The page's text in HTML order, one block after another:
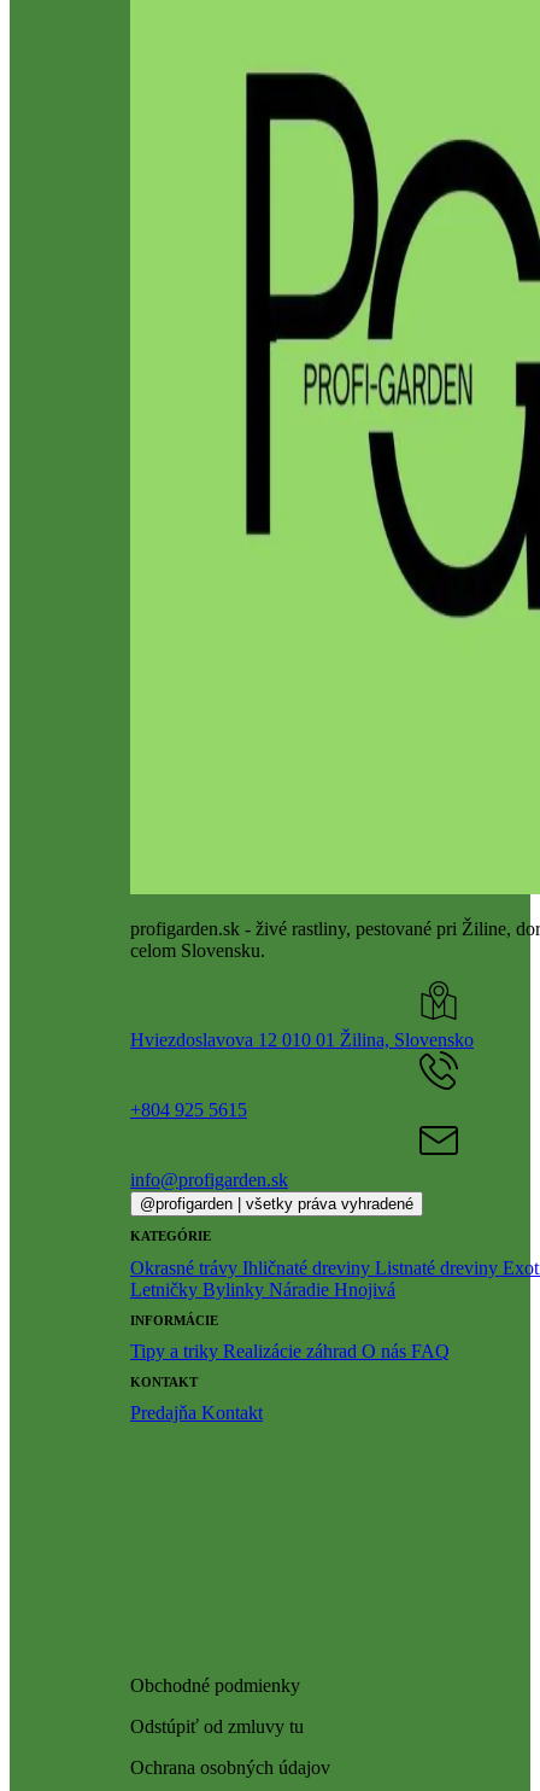
profigarden.sk - živé rastliny, pestované pri Žiline,
celom Slovensku.
Hviezdoslavova 12 010 01 Žilina, Slovensko
+804 925 5615
info@profigarden.sk
@profigarden | všetky práva vyhradené
KATEGÓRIE
Okrasné trávy Ihličnaté dreviny Listnaté dreviny
Letničky Bylinky Náradie Hnojivá
INFORMÁCIE
Tipy a triky Realizácie záhrad O nás FAQ
KONTAKT
Predajňa Kontakt
Obchodné podmienky
Odstúpiť od zmluvy tu
Ochrana osobných údajov